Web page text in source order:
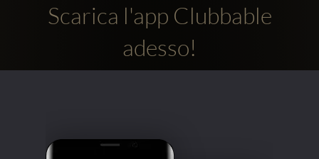
Scarica l'app Clubbable
adesso!